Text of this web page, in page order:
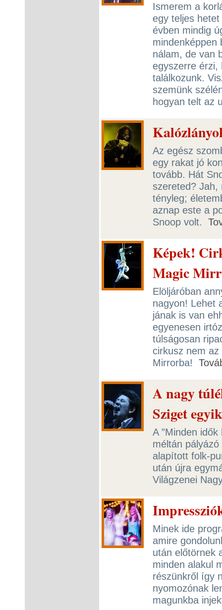
Ismerem a
egy teljes
évben mindig
mindenképpen
nálam, de van
egyszerre érzi,
találkozunk.
szemünk
hogyan telt az
Az egész
egy rakat jó
tovább. Hát
szereted? Jah,
tényleg;
aznap este a
Snoop volt.
Képek!
Magic
Elöljáróban
nagyon! Lehet
jának is van
egyenesen
túlságosan
cirkusz nem
Mirrorba!
A nagy
Sziget
A ”Minden
méltán
alapított folk-
után újra
Világzenei
Minek ide
amire
után előtörnek
minden alakul
részünkről így
nyomozónak
magunkba